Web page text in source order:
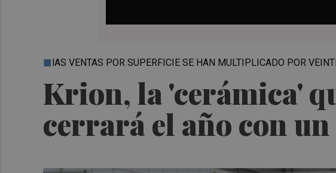
Krion, la 'cerámica'
cerrará el año con
lAS VENTAS POR SUPERFICIE SE HAN MULTIPLICADO POR